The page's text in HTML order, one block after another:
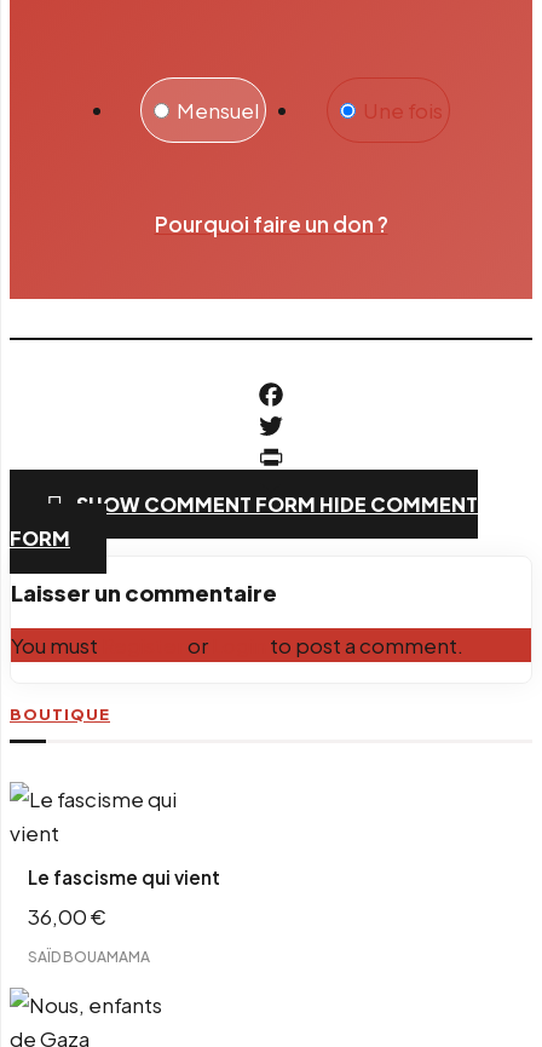
Une fois
Mensuel
Pourquoi faire un don ?
SHOW COMMENT FORM HIDE COMMENT
FORM
Laisser un commentaire
You must or to post a comment.
BOUTIQUE
Le fascisme qui vient
36,00€
SAÏD BOUAMAMA